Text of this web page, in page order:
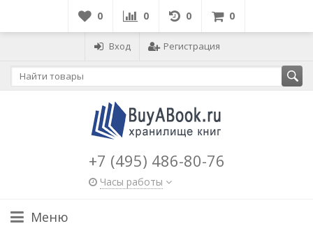
0 0 0 0
Вход Регистрация
+7 (495) 486-80-76
Часы работы
Меню